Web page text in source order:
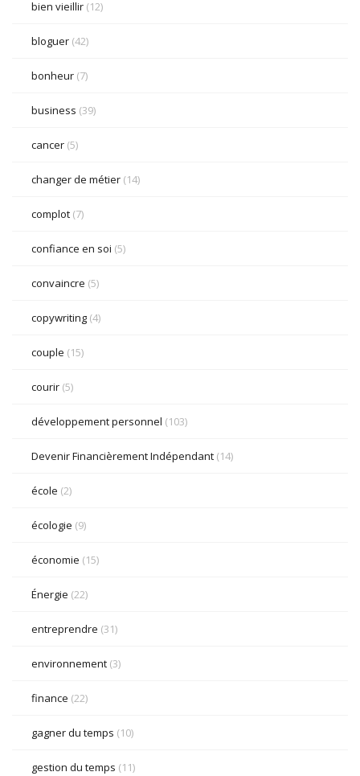
bien vieillir (12)
bloguer (42)
bonheur (7)
business (39)
cancer (5)
changer de métier (14)
complot (7)
confiance en soi (5)
convaincre (5)
copywriting (4)
couple (15)
courir (5)
développement personnel (103)
Devenir Financièrement Indépendant (14)
école (2)
écologie (9)
économie (15)
Énergie (22)
entreprendre (31)
environnement (3)
finance (22)
gagner du temps (10)
gestion du temps (11)